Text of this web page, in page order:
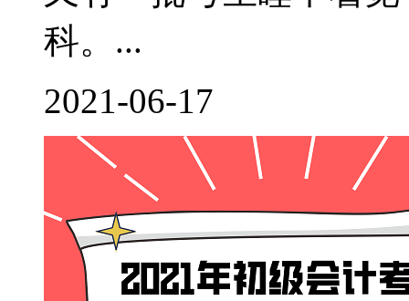
科。...
2021-06-17